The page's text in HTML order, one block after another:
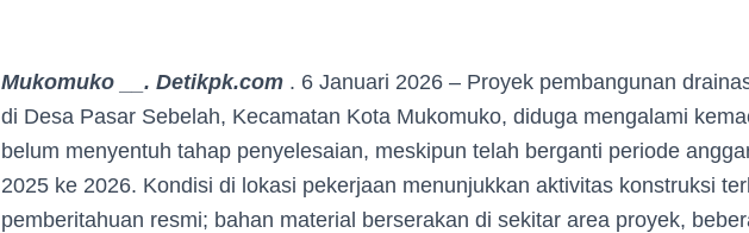
Mukomuko __. Detikpk.com . 6 Januari 2026 – Proyek pembangunan
di Desa Pasar Sebelah, Kecamatan Kota Mukomuko, diduga mengalami
belum menyentuh tahap penyelesaian, meskipun telah berganti periode
2025 ke 2026. Kondisi di lokasi pekerjaan menunjukkan aktivitas konstruksi
pemberitahuan resmi; bahan material berserakan di sekitar area proyek,